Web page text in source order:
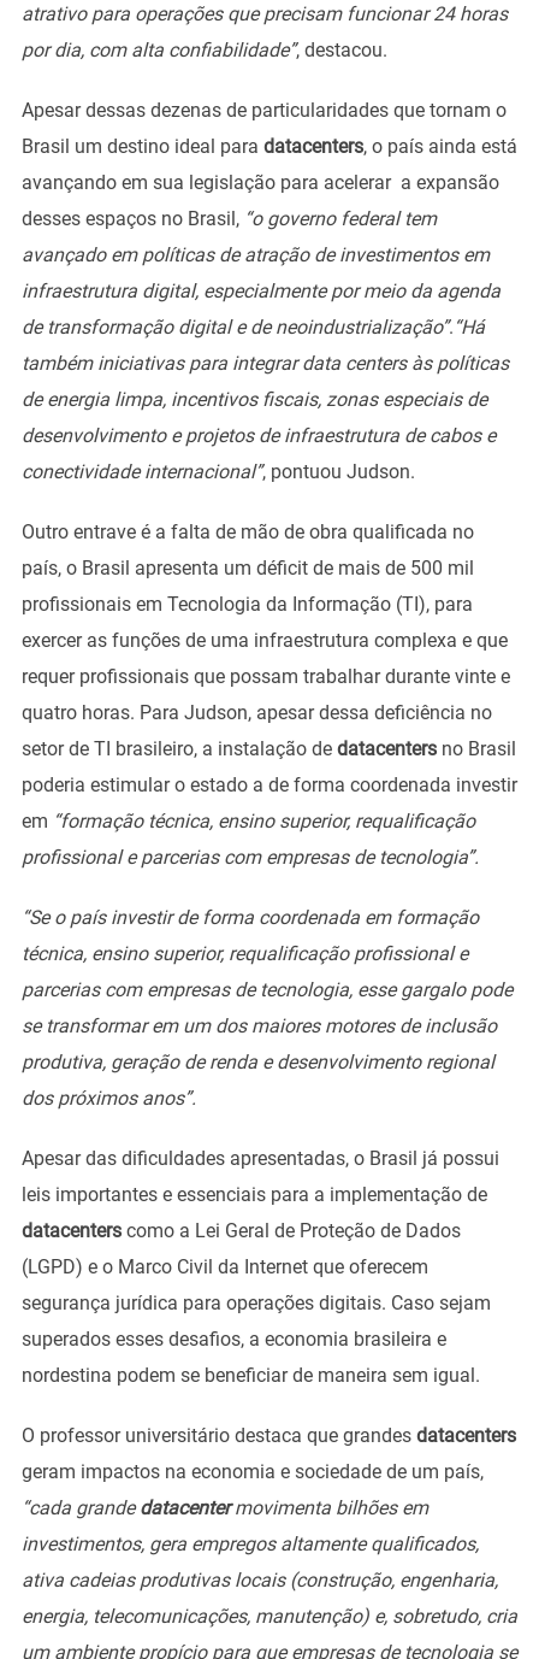
atrativo para operações que precisam funcionar 24 horas
por dia, com alta confiabilidade”, destacou.
Apesar dessas dezenas de particularidades que tornam o
Brasil um destino ideal para datacenters, o país ainda está
avançando em sua legislação para acelerar a expansão
desses espaços no Brasil, “o governo federal tem
avançado em políticas de atração de investimentos em
infraestrutura digital, especialmente por meio da agenda
de transformação digital e de neoindustrialização”. “Há
também iniciativas para integrar data centers às políticas
de energia limpa, incentivos fiscais, zonas especiais de
desenvolvimento e projetos de infraestrutura de cabos e
conectividade internacional”, pontuou Judson.
Outro entrave é a falta de mão de obra qualificada no
país, o Brasil apresenta um déficit de mais de 500 mil
profissionais em Tecnologia da Informação (TI), para
exercer as funções de uma infraestrutura complexa e que
requer profissionais que possam trabalhar durante vinte e
quatro horas. Para Judson, apesar dessa deficiência no
setor de TI brasileiro, a instalação de datacenters no Brasil
poderia estimular o estado a de forma coordenada investir
em “formação técnica, ensino superior, requalificação
profissional e parcerias com empresas de tecnologia”.
“Se o país investir de forma coordenada em formação
técnica, ensino superior, requalificação profissional e
parcerias com empresas de tecnologia, esse gargalo pode
se transformar em um dos maiores motores de inclusão
produtiva, geração de renda e desenvolvimento regional
dos próximos anos”.
Apesar das dificuldades apresentadas, o Brasil já possui
leis importantes e essenciais para a implementação de
datacenters como a Lei Geral de Proteção de Dados
(LGPD) e o Marco Civil da Internet que oferecem
segurança jurídica para operações digitais. Caso sejam
superados esses desafios, a economia brasileira e
nordestina podem se beneficiar de maneira sem igual.
O professor universitário destaca que grandes datacenters
geram impactos na economia e sociedade de um país,
“cada grandedatacentermovimenta bilhões em
investimentos, gera empregos altamente qualificados,
ativa cadeias produtivas locais (construção, engenharia,
energia, telecomunicações, manutenção) e, sobretudo, cria
um ambiente propício para que empresas de tecnologia se